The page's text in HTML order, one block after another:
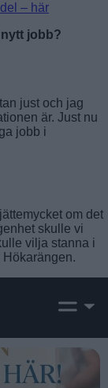
– här
jobb?
just och jag
är. Just nu
jobb i
om det
skulle vi
vilja stanna i
Hökarängen.